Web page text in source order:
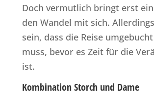
Doch vermutlich bringt erst
den Wandel mit sich.
sein, dass die Reise
muss, bevor es Zeit für die
ist.
Kombination Storch und Dame